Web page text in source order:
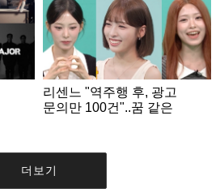
리센느 "역주행 후, 광고
문의만 100건"..꿈 같은
더보기